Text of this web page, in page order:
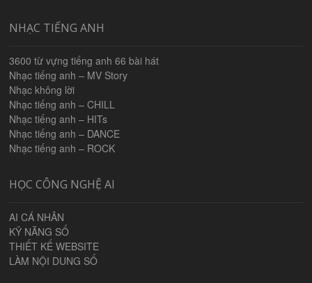
NHẠC TIẾNG ANH
3600 từ vựng tiếng anh 66 bài hát
Nhạc tiếng anh – MV Story
Nhạc không lời
Nhạc tiếng anh – CHILL
Nhạc tiếng anh – HITs
Nhạc tiếng anh – DANCE
Nhạc tiếng anh – ROCK
HỌC CÔNG NGHỆ AI
AI CÁ NHÂN
KỸ NĂNG SỐ
THIẾT KẾ WEBSITE
LÀM NỘI DUNG SỐ